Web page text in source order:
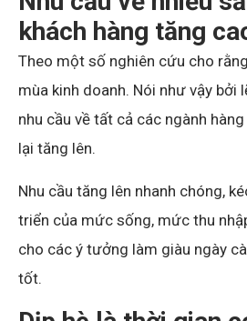
khách hàng tăng
Theo một số nghiên cứu cho
mùa kinh doanh. Nói như vậy bởi
nhu cầu về tất cả các ngành
lại tăng lên.
Nhu cầu tăng lên nhanh chóng,
triển của mức sống, mức thu
cho các ý tưởng làm giàu ngày
tốt.